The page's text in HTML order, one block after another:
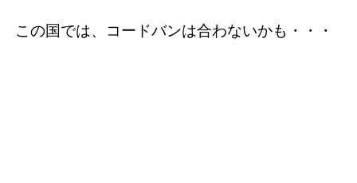
この国では、コードバンは合わないかも・・・